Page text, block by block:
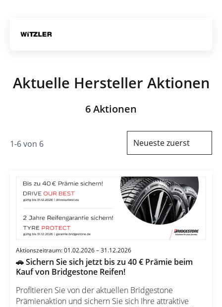
Aktuelle Hersteller Aktionen
6 Aktionen
1-6 von 6 Neueste zuerst
Aktionszeitraum: 01.02.2026 – 31.12.2026
🚗 Sichern Sie sich jetzt bis zu 40 € Prämie beim
Kauf von Bridgestone Reifen!
Profitieren Sie von der aktuellen Bridgestone
Prämienaktion und sichern Sie sich Ihre attraktive